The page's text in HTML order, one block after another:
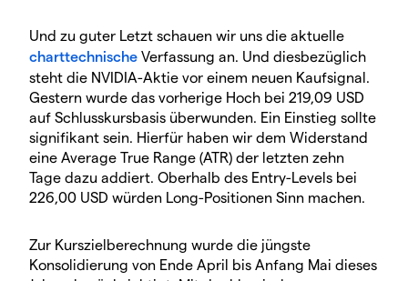
Und zu guter Letzt schauen wir uns die aktuelle
charttechnische Verfassung an. Und diesbezüglich
steht die NVIDIA-Aktie vor einem neuen Kaufsignal.
Gestern wurde das vorherige Hoch bei 219,09 USD
auf Schlusskursbasis überwunden. Ein Einstieg sollte
signifikant sein. Hierfür haben wir dem Widerstand
eine Average True Range (ATR) der letzten zehn
Tage dazu addiert. Oberhalb des Entry-Levels bei
226,00 USD würden Long-Positionen Sinn machen.
Zur Kurszielberechnung wurde die jüngste
Konsolidierung von Ende April bis Anfang Mai dieses